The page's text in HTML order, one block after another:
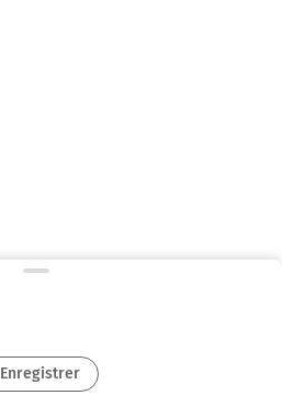
Enregistrer